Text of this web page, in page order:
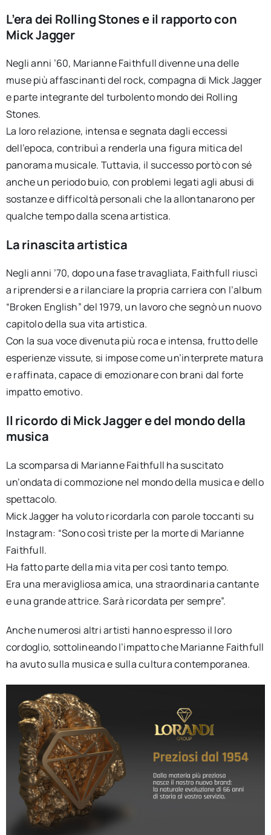
L’era dei Rolling Stones e il rapporto con
Mick Jagger
Negli anni ’60, Marianne Faithfull divenne una delle
muse più affascinanti del rock, compagna di Mick Jagger
e parte integrante del turbolento mondo dei Rolling
Stones.
La loro relazione, intensa e segnata dagli eccessi
dell’epoca, contribuì a renderla una figura mitica del
panorama musicale. Tuttavia, il successo portò con sé
anche un periodo buio, con problemi legati agli abusi di
sostanze e difficoltà personali che la allontanarono per
qualche tempo dalla scena artistica.
La rinascita artistica
Negli anni ’70, dopo una fase travagliata, Faithfull riuscì
a riprendersi e a rilanciare la propria carriera con l’album
“Broken English” del 1979, un lavoro che segnò un nuovo
capitolo della sua vita artistica.
Con la sua voce divenuta più roca e intensa, frutto delle
esperienze vissute, si impose come un’interprete matura
e raffinata, capace di emozionare con brani dal forte
impatto emotivo.
Il ricordo di Mick Jagger e del mondo della
musica
La scomparsa di Marianne Faithfull ha suscitato
un’ondata di commozione nel mondo della musica e dello
spettacolo.
Mick Jagger ha voluto ricordarla con parole toccanti su
Instagram: “Sono così triste per la morte di Marianne
Faithfull.
Ha fatto parte della mia vita per così tanto tempo.
Era una meravigliosa amica, una straordinaria cantante
e una grande attrice. Sarà ricordata per sempre”.
Anche numerosi altri artisti hanno espresso il loro
cordoglio, sottolineando l’impatto che Marianne Faithfull
ha avuto sulla musica e sulla cultura contemporanea.